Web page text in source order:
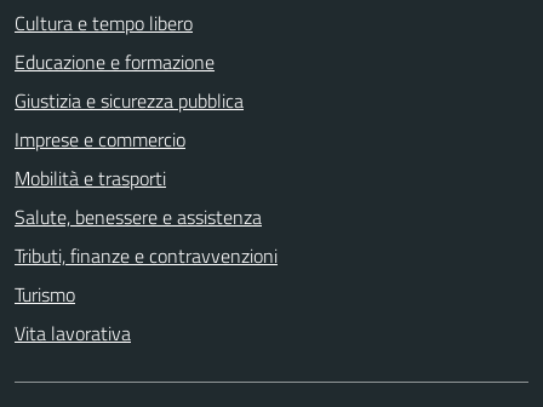
Cultura e tempo libero
Educazione e formazione
Giustizia e sicurezza pubblica
Imprese e commercio
Mobilità e trasporti
Salute, benessere e assistenza
Tributi, finanze e contravvenzioni
Turismo
Vita lavorativa